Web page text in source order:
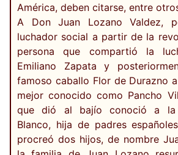
América, deben citarse, entre
A Don Juan Lozano Valdez,
luchador social a partir de la
persona que compartió la
Emiliano Zapata y
famoso caballo Flor de Durazno
mejor conocido como Pancho
que dió al bajío conoció a la
Blanco, hija de padres
procreó dos hijos, de nombre